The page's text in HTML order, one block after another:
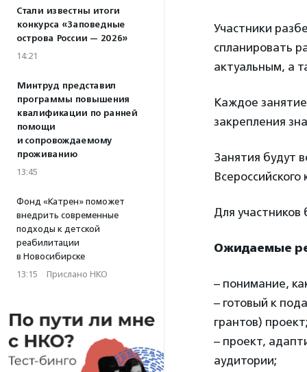
Стали известны итоги
конкурса «Заповедные
острова России — 2026»
14:21
Минтруд представил
программы повышения
квалификации по ранней
помощи
и сопровождаемому
проживанию
13:45
Фонд «Катрен» поможет
внедрить современные
подходы к детской
реабилитации
в Новосибирске
13:15 · Прислано НКО
Участники
спланировать
актуальным, а
Каждое
закрепления
Занятия будут
Для участников
Ожидаемые
– понимание,
– готовый к
грантов)
– проект,
аудитории;